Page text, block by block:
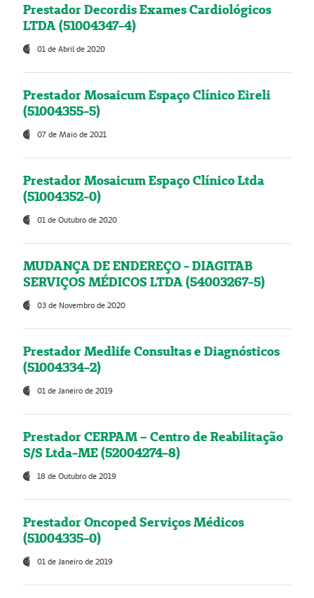
Prestador Decordis Exames Cardiológicos
LTDA (51004347-4)
01 de Abril de 2020
Prestador Mosaicum Espaço Clínico Eireli
(51004355-5)
07 de Maio de 2021
Prestador Mosaicum Espaço Clínico Ltda
(51004352-0)
01 de Outubro de 2020
MUDANÇA DE ENDEREÇO - DIAGITAB
SERVIÇOS MÉDICOS LTDA (54003267-5)
03 de Novembro de 2020
Prestador Medlife Consultas e Diagnósticos
(51004334-2)
01 de Janeiro de 2019
Prestador CERPAM – Centro de Reabilitação
S/S Ltda-ME (52004274-8)
18 de Outubro de 2019
Prestador Oncoped Serviços Médicos
(51004335-0)
01 de Janeiro de 2019